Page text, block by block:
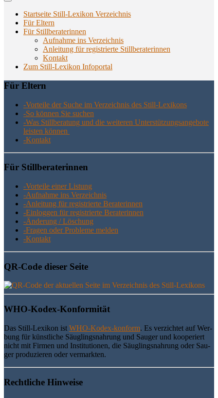
Startseite Still-Lexikon Verzeichnis
Für Eltern
Für Stillberaterinnen
Aufnahme ins Verzeichnis
Anlei­tung für regis­trier­te Stillberaterinnen
Kon­takt
Zum Still-Lexikon Infoportal
Für Eltern
-Vor­tei­le der Suche im Ver­zeich­nis des Still-Lexikons
-So kön­nen Sie suchen
-Was Still­be­ra­tung und die wei­te­ren Unter­stüt­zungs­an­ge­bo­te
leis­ten können
-Kon­takt
Für Still­be­ra­te­rin­nen
-Vor­tei­le einer Listung
-Auf­nah­me ins Verzeichnis
-Anlei­tung für regis­trier­te Beraterinnen
-Ein­log­gen für regis­trier­te Beraterinnen
-Ände­rung / Löschung
-Fra­gen oder Pro­ble­me melden
-Kon­takt
QR-Code die­ser Seite
WHO-Kodex-Kon­for­mi­tät
Das Still-Lexi­kon ist WHO-Kodex-kon­form. Es ver­zich­tet auf Wer­
bung für künst­li­che Säug­lings­nah­rung und Sau­ger und koope­riert
nicht mit Fir­men und Insti­tu­tio­nen, die Säug­lings­nah­rung oder Sau­
ger pro­du­zie­ren oder vermarkten.
Recht­li­che Hinweise